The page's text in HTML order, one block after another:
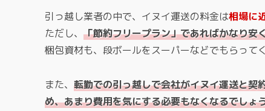
引っ越し業者の中で、イヌイ運送の料金は相場に
ただし、 「節約フリープラン」であればかなり安
梱包資材も、段ボールをスーパーなどでもらって
また、 転勤での引っ越しで会社がイヌイ運送と契
め、あまり費用を気にする必要もなくなるでしょ